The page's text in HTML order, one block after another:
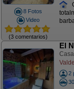
8 Fotos
Video
(3 comentarios)
El
2